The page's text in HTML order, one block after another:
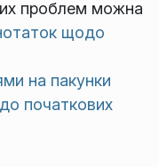
проблем можна
щодо
на пакунки
початкових